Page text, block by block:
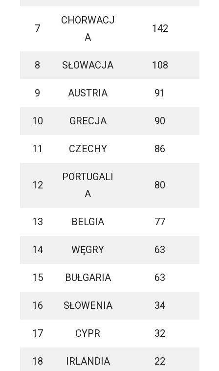
7
CHORWACJ
A
142
8 SŁOWACJA 108
9 AUSTRIA 91
10 GRECJA 90
11 CZECHY 86
12
PORTUGALI
A
80
13 BELGIA 77
14 WĘGRY 63
15 BUŁGARIA 63
16 SŁOWENIA 34
17 CYPR 32
18 IRLANDIA 22